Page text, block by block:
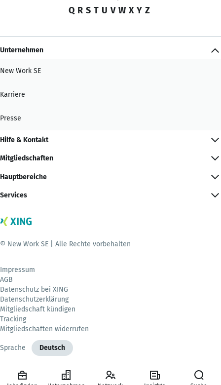
Q R S T U V W X Y Z
Unternehmen
New Work SE
Karriere
Presse
Hilfe & Kontakt
Mitgliedschaften
Hauptbereiche
Services
© New Work SE | Alle Rechte vorbehalten
Impressum
AGB
Datenschutz bei XING
Datenschutzerklärung
Mitgliedschaft kündigen
Tracking
Mitgliedschaften widerrufen
Sprache Deutsch